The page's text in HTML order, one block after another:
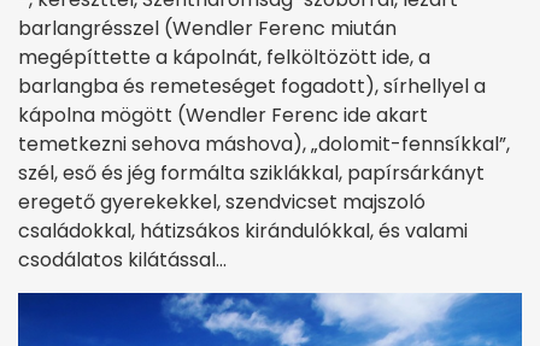
barlangrésszel (Wendler Ferenc miután
megépíttette a kápolnát, felköltözött ide, a
barlangba és remeteséget fogadott), sírhellyel a
kápolna mögött (Wendler Ferenc ide akart
temetkezni sehova máshova), „dolomit-fennsíkkal”,
szél, eső és jég formálta sziklákkal, papírsárkányt
eregető gyerekekkel, szendvicset majszoló
családokkal, hátizsákos kirándulókkal, és valami
csodálatos kilátással…